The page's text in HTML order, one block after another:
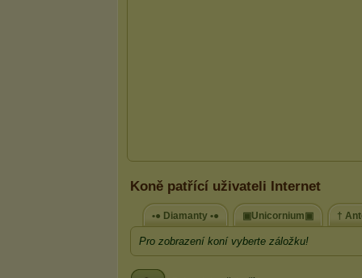
Koně patřící uživateli Internet
•● Diamanty •● ▣Unicornium▣ †
Pro zobrazení koní vyberte záložku!